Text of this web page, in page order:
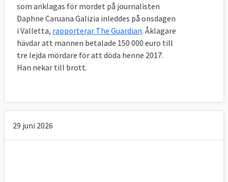
Fem indikatorer
Pressfrihetsindexet från Reporterar utan
gränser delas in i fem indikatorer:
Den politiska kontexten
Den sociokulturella kontexten
som anklagas för mordet på journalisten
Daphne Caruana Galizia inleddes på onsdagen
i Valletta, rapporterar The Guardian. Åklagare
hävdar att mannen betalade 150 000 euro till
tre lejda mördare för att döda henne 2017.
Han nekar till brott.
29 juni 2026